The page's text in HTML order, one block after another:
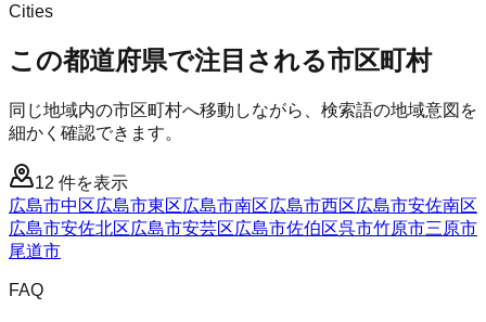
Cities
この都道府県で注目される市区町村
同じ地域内の市区町村へ移動しながら、検索語の地域意図を
細かく確認できます。
12 件を表示
広島市中区広島市東区広島市南区広島市西区広島市安佐南区
広島市安佐北区広島市安芸区広島市佐伯区呉市竹原市三原市
尾道市
FAQ